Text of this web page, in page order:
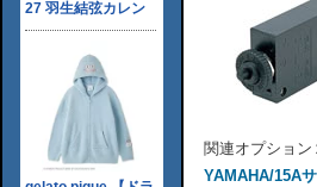
関連オプション
YAMAHA/15A